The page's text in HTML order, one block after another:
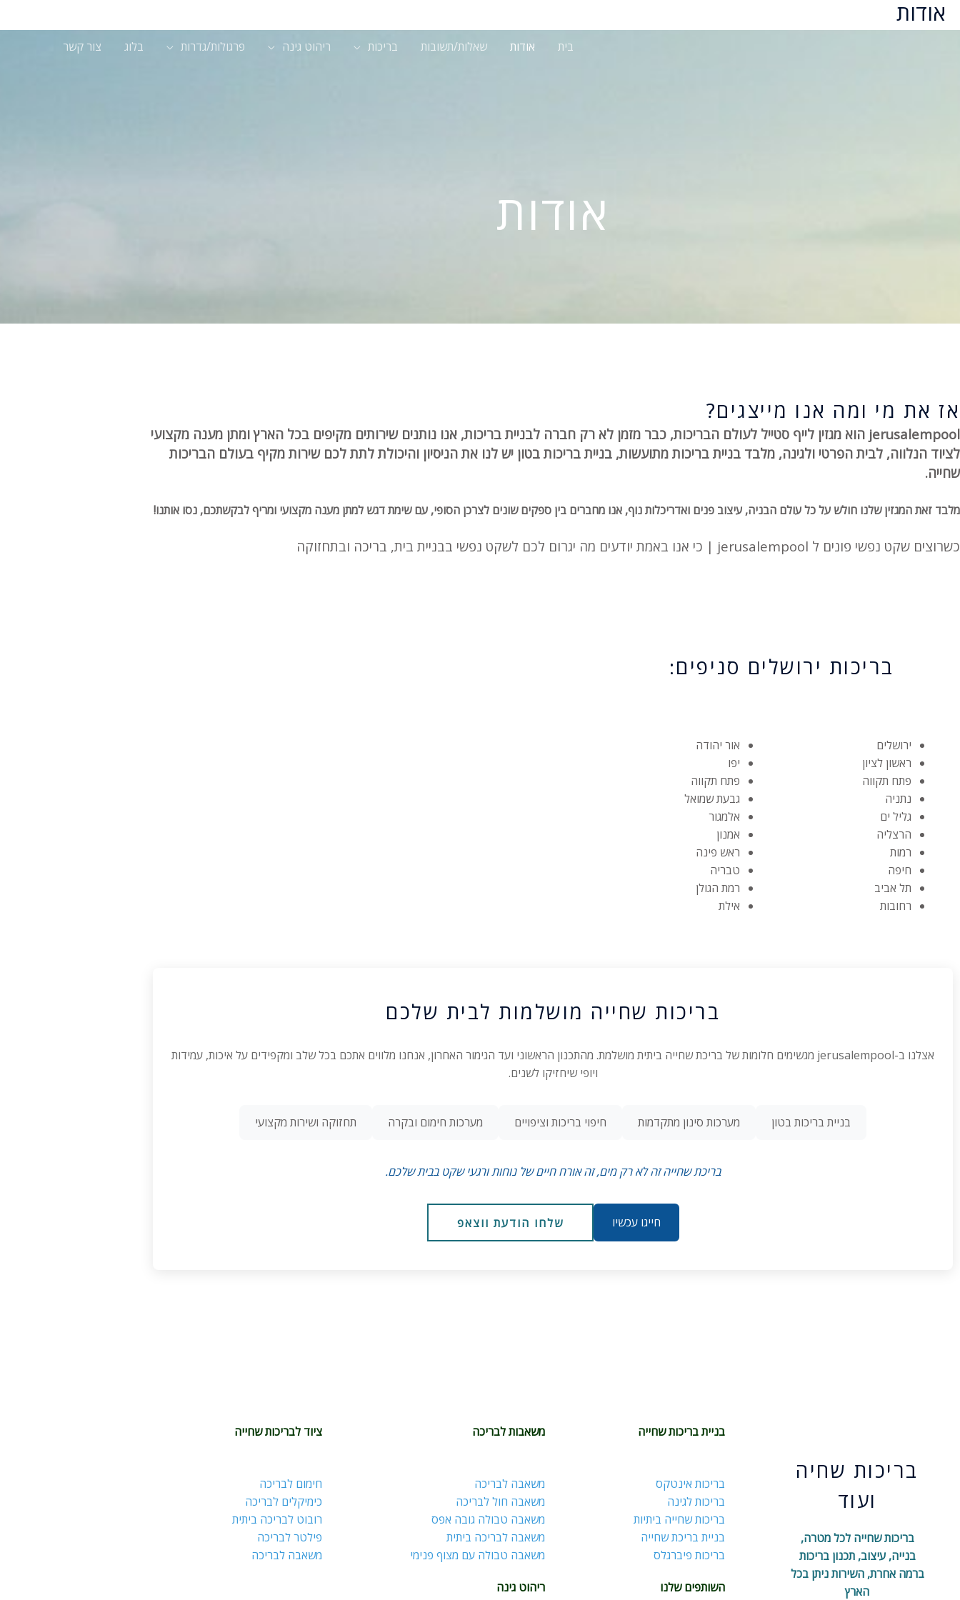
דילוג
לתוכן
בית
אודות שאלות/תשובות בריכות ריהוט גינה פרגולות/גדרות בלוג צור קשר
אודות
אודות
אז את מי ומה אנו מייצגים?
jerusalempool הוא מגזין לייף סטייל לעולם הבריכות, כבר מזמן לא רק חברה לבניית בריכות, אנו נותנים שירותים מקיפים בכל הארץ ומתן מענה מקצועי
לציוד הנלווה, לבית הפרטי ולגינה, מלבד בניית בריכות מתועשות, בניית בריכות בטון יש לנו את הניסיון והיכולת לתת לכם שירות מקיף בעולם הבריכות
שחייה.
מלבד זאת המגזין שלנו חולש על כל עולם הבניה, עיצוב פנים ואדריכלות נוף, אנו מחברים בין ספקים שונים לצרכן הסופי, עם שימת דגש למתן מענה מקצועי ומריף לבקשתכם, נסו אותנו!
כשרוצים שקט נפשי פונים ל jerusalempool | כי אנו באמת יודעים מה יגרום לכם לשקט נפשי בבניית בית, בריכה ובתחזוקה
בריכות ירושלים סניפים:
ירושלים
ראשון לציון
פתח תקווה
נתניה
גליל ים
הרצליה
רמות
חיפה
תל אביב
רחובות
אור יהודה
יפו
פתח תקווה
גבעת שמואל
אלמגור
אמנון
ראש פינה
טבריה
רמת הגולן
אילת
בריכות שחייה מושלמות לבית שלכם
אצלנו ב-jerusalempool מגשימים חלומות של בריכת שחייה ביתית מושלמת. מהתכנון הראשוני ועד הגימור האחרון, אנחנו מלווים אתכם בכל שלב ומקפידים על איכות, עמידות
ויופי שיחזיקו לשנים.
בניית בריכות בטון מערכות סינון מתקדמות חיפוי בריכות וציפויים מערכות חימום ובקרה תחזוקה ושירות מקצועי
בריכת שחייה זה לא רק מים, זה אורח חיים של נוחות ורגעי שקט בבית שלכם.
חייגו עכשיו שלחו הודעת ווצאפ
בריכות שחיה
ועוד
בריכות שחייה לכל מטרה,
בנייה, עיצוב, תכנון בריכות
ברמה אחרת, השירות ניתן בכל
הארץ
בניית בריכות שחייה
בריכות אינטקס
בריכות לגינה
בריכות שחייה ביתיות
בניית בריכת שחייה
בריכות פיברגלס
השותפים שלנו
משאבות לבריכה
משאבה לבריכה
משאבה חול לבריכה
משאבה טבולה גובה אפס
משאבה לבריכה ביתית
משאבה טבולה עם מצוף פנימי
ריהוט גינה
ציוד לבריכות שחייה
חימום לבריכה
כימיקלים לבריכה
רובוט לבריכה ביתית
פילטר לבריכה
משאבה לבריכה